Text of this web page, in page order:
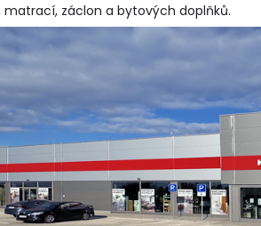
matrací, záclon a bytových doplňků.